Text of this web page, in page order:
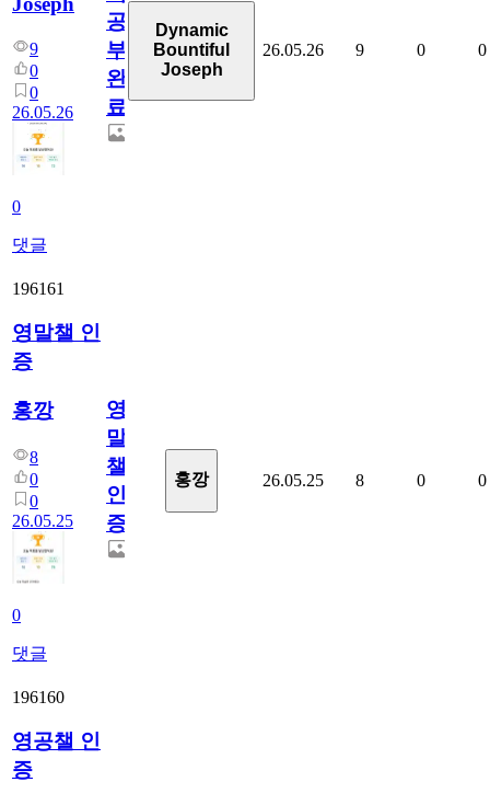
9
0
0
26.05.26
0
댓글
공
부
완
료
Dynamic
Bountiful
Joseph
26.05.26 9 0 0
196161
영말챌 인
증
홍깡
8
0
0
26.05.25
0
댓글
영
말
챌
인
증
홍깡 26.05.25 8 0 0
196160
영공챌 인
증